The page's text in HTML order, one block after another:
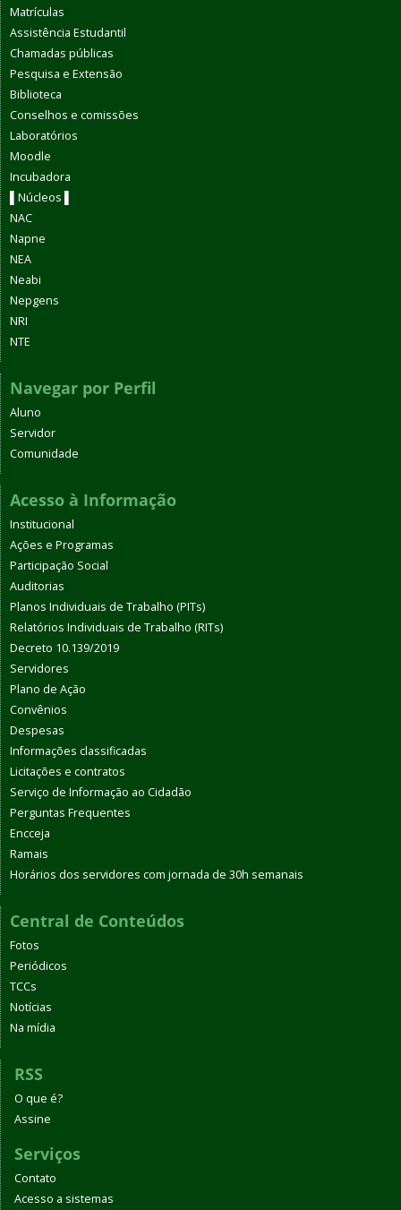
Matrículas
Assistência Estudantil
Chamadas públicas
Pesquisa e Extensão
Biblioteca
Conselhos e comissões
Laboratórios
Moodle
Incubadora
▌Núcleos ▌
NAC
Napne
NEA
Neabi
Nepgens
NRI
NTE
Navegar por Perfil
Aluno
Servidor
Comunidade
Acesso à Informação
Institucional
Ações e Programas
Participação Social
Auditorias
Planos Individuais de Trabalho (PITs)
Relatórios Individuais de Trabalho (RITs)
Decreto 10.139/2019
Servidores
Plano de Ação
Convênios
Despesas
Informações classificadas
Licitações e contratos
Serviço de Informação ao Cidadão
Perguntas Frequentes
Encceja
Ramais
Horários dos servidores com jornada de 30h semanais
Central de Conteúdos
Fotos
Periódicos
TCCs
Notícias
Na mídia
RSS
O que é?
Assine
Serviços
Contato
Acesso a sistemas